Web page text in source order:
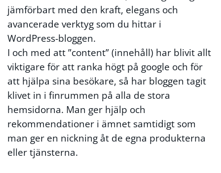
jämförbart med den kraft, elegans och
avancerade verktyg som du hittar i
WordPress-bloggen.
I och med att ”content” (innehåll) har blivit allt
viktigare för att ranka högt på google och för
att hjälpa sina besökare, så har bloggen tagit
klivet in i finrummen på alla de stora
hemsidorna. Man ger hjälp och
rekommendationer i ämnet samtidigt som
man ger en nickning åt de egna produkterna
eller tjänsterna.